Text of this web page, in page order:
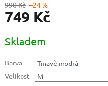
990 Kč –24 %
749 Kč
cena:
Skladem
Barva
Velikost